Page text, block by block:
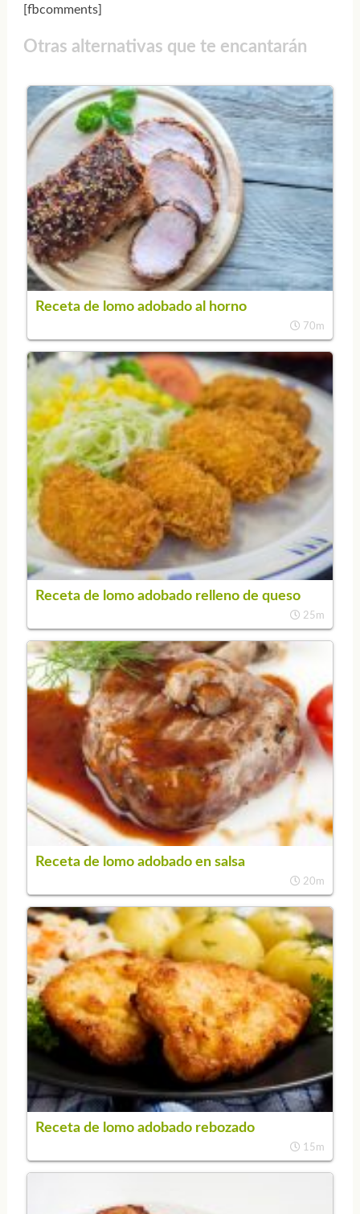
[fbcomments]
Otras alternativas que te encantarán
Receta de lomo adobado al horno
70m
Receta de lomo adobado relleno de queso
25m
Receta de lomo adobado en salsa
20m
Receta de lomo adobado rebozado
15m